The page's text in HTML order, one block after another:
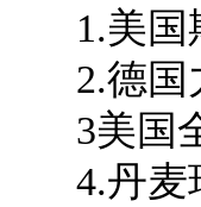
1.美
2.德国
3美国
4.丹麦